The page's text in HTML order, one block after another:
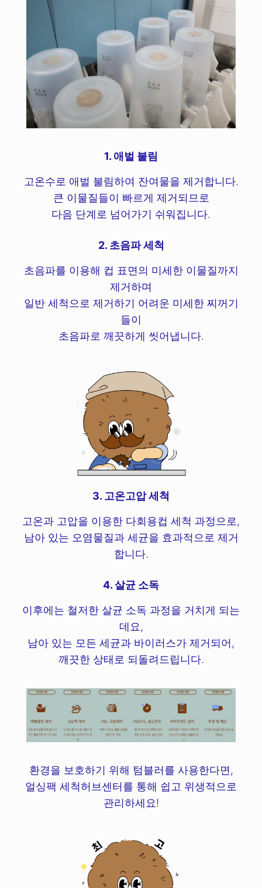
1. 애벌 불림
고온수로 애벌 불림하여 잔여물을 제거합니다.
큰 이물질들이 빠르게 제거되므로
다음 단계로 넘어가기 쉬워집니다.
2. 초음파 세척
초음파를 이용해 컵 표면의 미세한 이물질까지
제거하며
일반 세척으로 제거하기 어려운 미세한 찌꺼기
들이
초음파로 깨끗하게 씻어냅니다.
3. 고온고압 세척
고온과 고압을 이용한 다회용컵 세척 과정으로,
남아 있는 오염물질과 세균을 효과적으로 제거
합니다.
4. 살균 소독
이후에는 철저한 살균 소독 과정을 거치게 되는
데요,
남아 있는 모든 세균과 바이러스가 제거되어,
깨끗한 상태로 되돌려드립니다.
환경을 보호하기 위해 텀블러를 사용한다면,
얼싱팩 세척허브센터를 통해 쉽고 위생적으로
관리하세요!